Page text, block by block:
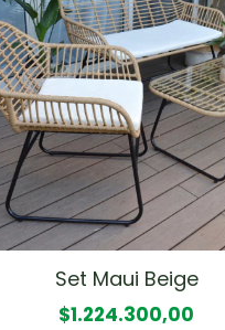
Set Maui Beige
$1.224.300,00